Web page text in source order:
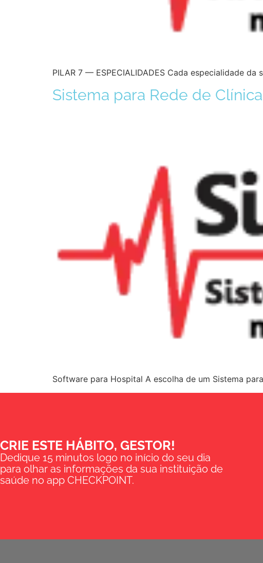
PILAR 7 — ESPECIALIDADES Cada especialidade
Sistema para Rede de
Software para Hospital A escolha de um Sistema
CRIE ESTE HÁBITO, GESTOR!
Dedique 15 minutos logo no início do seu dia
para olhar as informações da sua instituição de
saúde no app CHECKPOINT.